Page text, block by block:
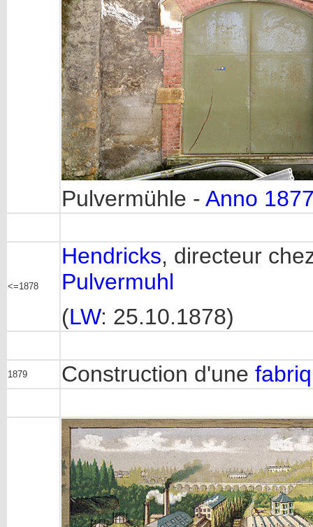
Pulvermühle - Anno
<=1878
Hendricks, directeur
Pulvermuhl
(LW: 25.10.1878)
1879 Construction d'une